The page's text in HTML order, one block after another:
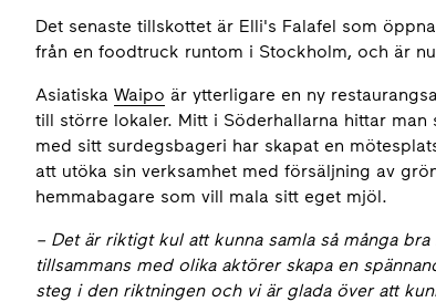
Det senaste tillskottet är Elli's Falafel som
från en foodtruck runtom i Stockholm, och är
Asiatiska Waipo är ytterligare en ny
till större lokaler. Mitt i Söderhallarna hittar
med sitt surdegsbageri har skapat en
att utöka sin verksamhet med försäljning av
hemmabagare som vill mala sitt eget mjöl.
– Det är riktigt kul att kunna samla så många
tillsammans med olika aktörer skapa en
steg i den riktningen och vi är glada över att